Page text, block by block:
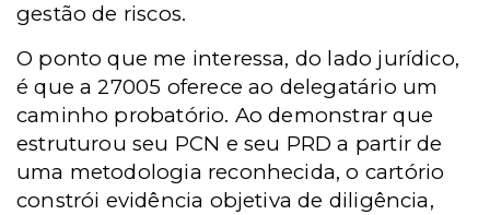
gestão de riscos.
O ponto que me interessa, do lado jurídico,
é que a 27005 oferece ao delegatário um
caminho probatório. Ao demonstrar que
estruturou seu PCN e seu PRD a partir de
uma metodologia reconhecida, o cartório
constrói evidência objetiva de diligência,